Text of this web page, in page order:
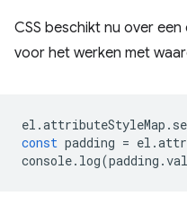
CSS beschikt nu over
voor het werken met
el .attributeStyleMap .
const padding = el .
console. log(padding .